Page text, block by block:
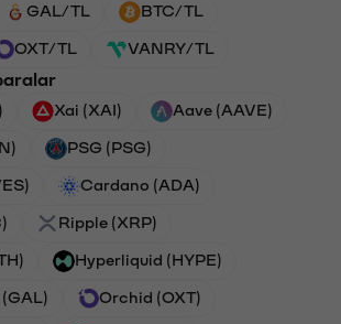
GAL/TL BTC/TL
OXT/TL VANRY/TL
Xai (XAI) Aave (AAVE)
PSG (PSG)
Cardano (ADA)
Ripple (XRP)
Hyperliquid (HYPE)
Orchid (OXT)